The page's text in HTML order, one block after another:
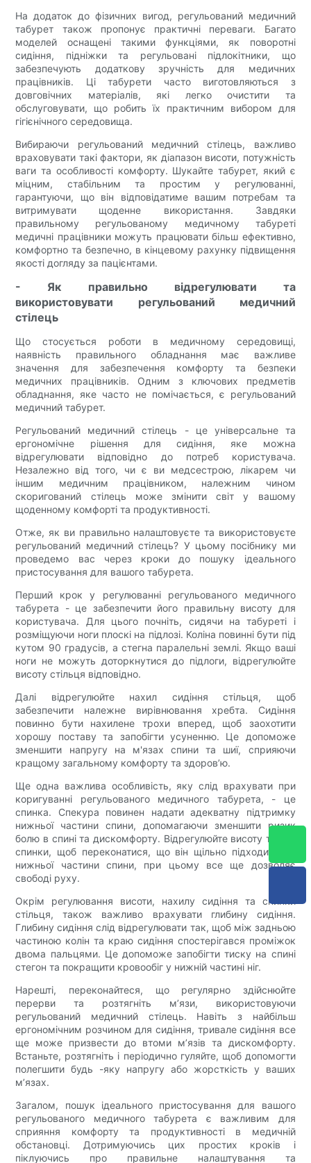
На додаток до фізичних вигод, регульований медичний
табурет також пропонує практичні переваги. Багато
моделей оснащені такими функціями, як поворотні
сидіння, підніжки та регульовані підлокітники, що
забезпечують додаткову зручність для медичних
працівників. Ці табурети часто виготовляються з
довговічних матеріалів, які легко очистити та
обслуговувати, що робить їх практичним вибором для
гігієнічного середовища.
Вибираючи регульований медичний стілець, важливо
враховувати такі фактори, як діапазон висоти, потужність
ваги та особливості комфорту. Шукайте табурет, який є
міцним, стабільним та простим у регулюванні,
гарантуючи, що він відповідатиме вашим потребам та
витримувати щоденне використання. Завдяки
правильному регульованому медичному табуреті
медичні працівники можуть працювати більш ефективно,
комфортно та безпечно, в кінцевому рахунку підвищення
якості догляду за пацієнтами.
- Як правильно відрегулювати та
використовувати регульований медичний
стілець
Що стосується роботи в медичному середовищі,
наявність правильного обладнання має важливе
значення для забезпечення комфорту та безпеки
медичних працівників. Одним з ключових предметів
обладнання, яке часто не помічається, є регульований
медичний табурет.
Регульований медичний стілець - це універсальне та
ергономічне рішення для сидіння, яке можна
відрегулювати відповідно до потреб користувача.
Незалежно від того, чи є ви медсестрою, лікарем чи
іншим медичним працівником, належним чином
скоригований стілець може змінити світ у вашому
щоденному комфорті та продуктивності.
Отже, як ви правильно налаштовуєте та використовуєте
регульований медичний стілець? У цьому посібнику ми
проведемо вас через кроки до пошуку ідеального
пристосування для вашого табурета.
Перший крок у регулюванні регульованого медичного
табурета - це забезпечити його правильну висоту для
користувача. Для цього почніть, сидячи на табуреті і
розміщуючи ноги плоскі на підлозі. Коліна повинні бути під
кутом 90 градусів, а стегна паралельні землі. Якщо ваші
ноги не можуть доторкнутися до підлоги, відрегулюйте
висоту стільця відповідно.
Далі відрегулюйте нахил сидіння стільця, щоб
забезпечити належне вирівнювання хребта. Сидіння
повинно бути нахилене трохи вперед, щоб заохотити
хорошу поставу та запобігти усуненню. Це допоможе
зменшити напругу на м'язах спини та шиї, сприяючи
кращому загальному комфорту та здоров’ю.
Ще одна важлива особливість, яку слід врахувати при
коригуванні регульованого медичного табурета, - це
спинка. Спекура повинен надати адекватну підтримку
нижньої частини спини, допомагаючи зменшити ризик
болю в спині та дискомфорту. Відрегулюйте висоту та кут
спинки, щоб переконатися, що він щільно підходить до
нижньої частини спини, при цьому все ще дозволяє
свободі руху.
Окрім регулювання висоти, нахилу сидіння та спинки
стільця, також важливо врахувати глибину сидіння.
Глибину сидіння слід відрегулювати так, щоб між задньою
частиною колін та краю сидіння спостерігався проміжок
двома пальцями. Це допоможе запобігти тиску на спині
стегон та покращити кровообіг у нижній частині ніг.
Нарешті, переконайтеся, що регулярно здійснюйте
перерви та розтягніть м’язи, використовуючи
регульований медичний стілець. Навіть з найбільш
ергономічним розчином для сидіння, тривале сидіння все
ще може призвести до втоми м’язів та дискомфорту.
Встаньте, розтягніть і періодично гуляйте, щоб допомогти
полегшити будь -яку напругу або жорсткість у ваших
м’язах.
Загалом, пошук ідеального пристосування для вашого
регульованого медичного табурета є важливим для
сприяння комфорту та продуктивності в медичній
обстановці. Дотримуючись цих простих кроків і
піклуючись про правильне налаштування та